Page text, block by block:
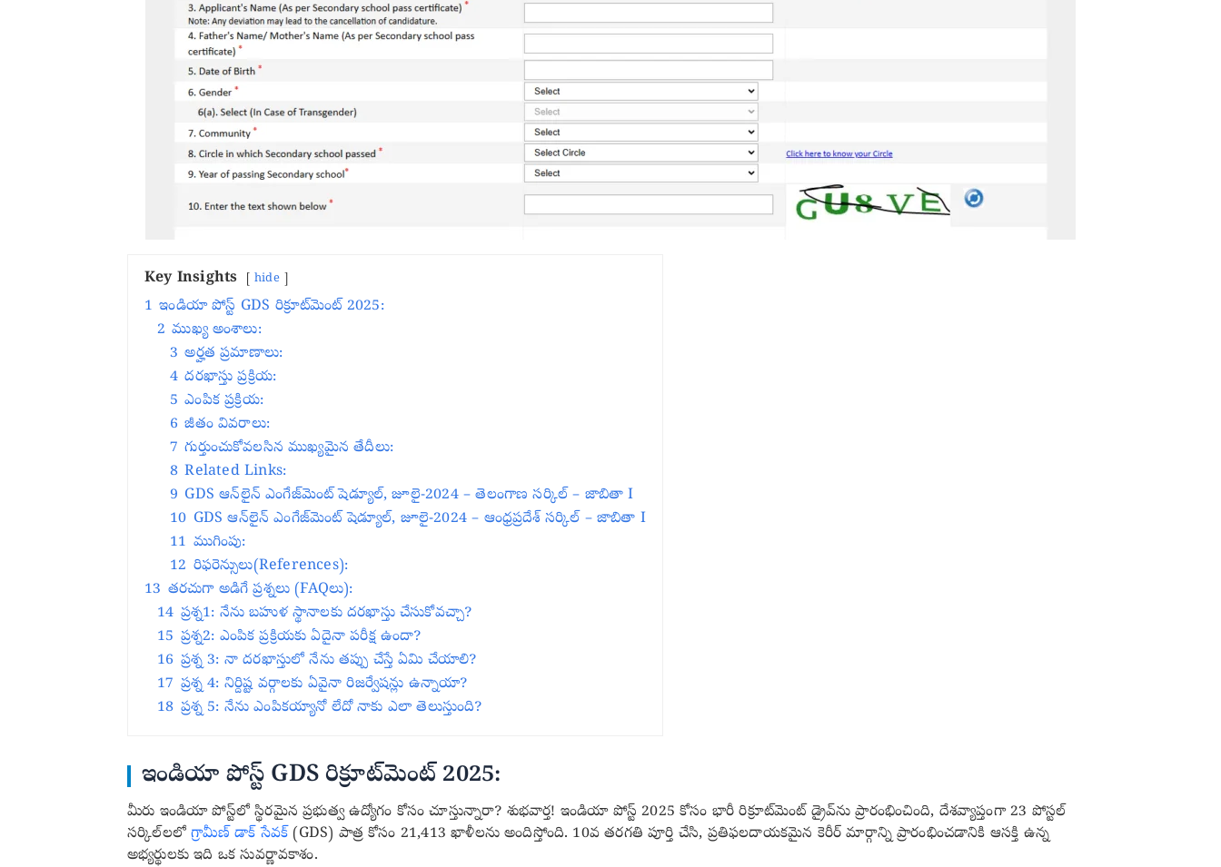
Key Insights hide
1 ఇండియా పోస్ట్ GDS రిక్రూట్‌మెంట్ 2025:
2 ముఖ్య అంశాలు:
3 అర్హత ప్రమాణాలు:
4 దరఖాస్తు ప్రక్రియ:
5 ఎంపిక ప్రక్రియ:
6 జీతం వివరాలు:
7 గుర్తుంచుకోవలసిన ముఖ్యమైన తేదీలు:
8 Related Links:
9 GDS ఆన్‌లైన్ ఎంగేజ్‌మెంట్ షెడ్యూల్, జూలై-2024 – తెలంగాణ సర్కిల్ – జాబితా I
10 GDS ఆన్‌లైన్ ఎంగేజ్‌మెంట్ షెడ్యూల్, జూలై-2024 – ఆంధ్రప్రదేశ్ సర్కిల్ – జాబితా I
11 ముగింపు:
12 రిఫరెన్సులు(References):
13 తరచుగా అడిగే ప్రశ్నలు (FAQలు):
14 ప్రశ్న1: నేను బహుళ స్థానాలకు దరఖాస్తు చేసుకోవచ్చా?
15 ప్రశ్న2: ఎంపిక ప్రక్రియకు ఏదైనా పరీక్ష ఉందా?
16 ప్రశ్న 3: నా దరఖాస్తులో నేను తప్పు చేస్తే ఏమి చేయాలి?
17 ప్రశ్న 4: నిర్దిష్ట వర్గాలకు ఏవైనా రిజర్వేషన్లు ఉన్నాయా?
18 ప్రశ్న 5: నేను ఎంపికయ్యానో లేదో నాకు ఎలా తెలుస్తుంది?
ఇండియా పోస్ట్ GDS రిక్రూట్‌మెంట్ 2025:
మీరు ఇండియా పోస్ట్‌లో స్థిరమైన ప్రభుత్వ ఉద్యోగం కోసం చూస్తున్నారా? శుభవార్త! ఇండియా పోస్ట్ 2025 కోసం భారీ రిక్రూట్‌మెంట్ డ్రైవ్‌ను ప్రారంభించింది, దేశవ్యాప్తంగా 23 పోస్టల్
సర్కిల్‌లలోగ్రామీణ్ డాక్ సేవక్ (GDS) పాత్ర కోసం 21,413 ఖాళీలను అందిస్తోంది. 10వ తరగతి పూర్తి చేసి, ప్రతిఫలదాయకమైన కెరీర్ మార్గాన్ని ప్రారంభించడానికి ఆసక్తి ఉన్న
అభ్యర్థులకు ఇది ఒక సువర్ణావకాశం.